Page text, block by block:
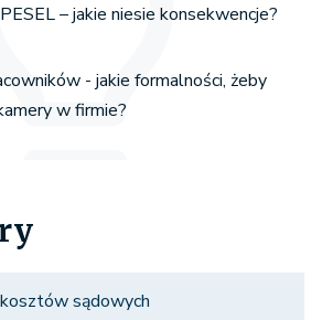
– jakie niesie konsekwencje?
- jakie formalności, żeby
w firmie?
sądowych